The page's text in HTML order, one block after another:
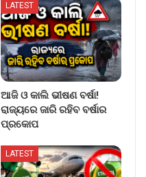
LATEST
ଆଜି ଓ କାଲି ଭୀଷଣ ବର୍ଷା!
ରାଜ୍ୟରେ ଜାରି ରହିବ ବର୍ଷାର
ପ୍ରକୋପ
LATEST